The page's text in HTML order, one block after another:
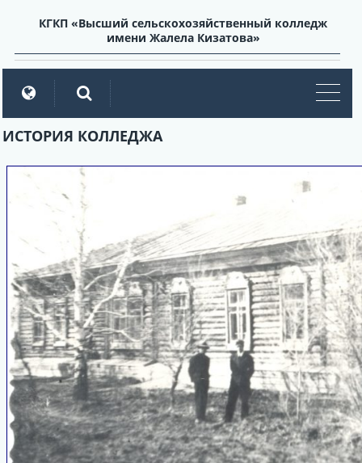
КГКП «Высший сельскохозяйственный колледж
имени Жалела Кизатова»
ИСТОРИЯ КОЛЛЕДЖА